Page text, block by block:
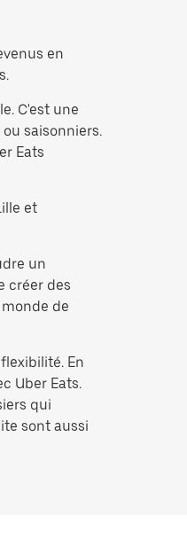
en
C'est une
saisonniers.
Eats
et
un
créer des
de
En
Uber Eats.
qui
sont aussi